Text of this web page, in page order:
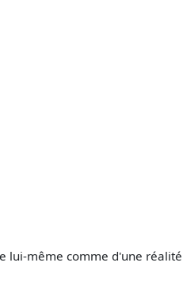
lui-même comme d'une